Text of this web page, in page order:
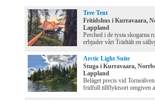
Tree Tent
Fritidshus i Kurravaara,
Lappland
Perched i de tysta skogarna
erbjuder vårt Trädtält en
Arctic Light Suite
Stuga i Kurravaara,
Lappland
Beläget precis vid
fridfull tillflyktsort omgiven